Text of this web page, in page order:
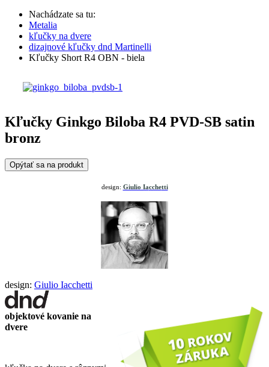
Nachádzate sa tu:
Metalia
kľučky na dvere
dizajnové kľučky dnd Martinelli
Kľučky Short R4 OBN - biela
Kľučky Ginkgo Biloba R4 PVD-SB satin
bronz
Opýtať sa na produkt
design: Giulio Iacchetti
design: Giulio Iacchetti
objektové kovanie na
dvere